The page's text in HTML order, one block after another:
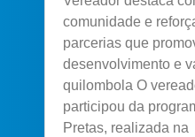
comunidade e
parcerias que
desenvolvimento e
quilombola O
participou da
Pretas, realizada na